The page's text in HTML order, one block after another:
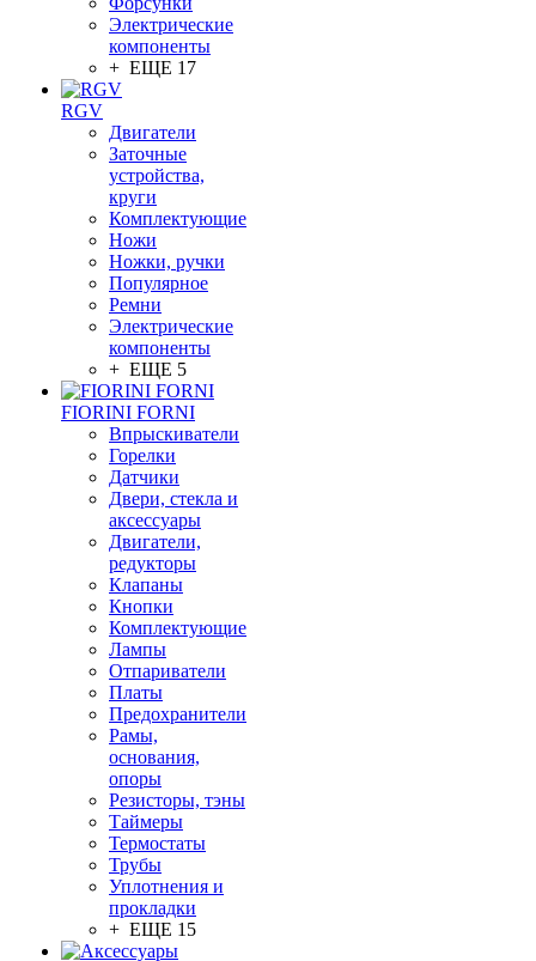
Электрические
компоненты
+ ЕЩЕ 17
RGV
Двигатели
Заточные
устройства,
круги
Комплектующие
Ножи
Ножки, ручки
Популярное
Ремни
Электрические
компоненты
+ ЕЩЕ 5
FIORINI FORNI
Впрыскиватели
Горелки
Датчики
Двери, стекла и
аксессуары
Двигатели,
редукторы
Клапаны
Кнопки
Комплектующие
Лампы
Отпариватели
Платы
Предохранители
Рамы,
основания,
опоры
Резисторы, тэны
Таймеры
Термостаты
Трубы
Уплотнения и
прокладки
+ ЕЩЕ 15